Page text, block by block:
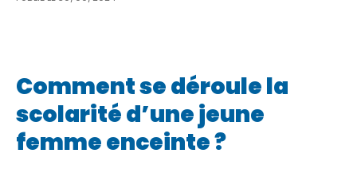
Comment se déroule la
scolarité d’une jeune
femme enceinte ?